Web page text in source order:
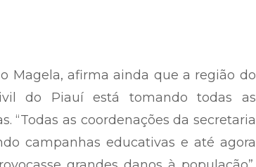
Magela, afirma ainda que a região do
do Piauí está tomando todas as
“Todas as coordenações da secretaria
campanhas educativas e até agora